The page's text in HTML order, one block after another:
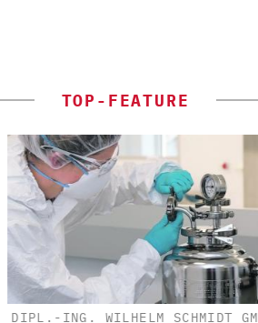
TOP-FEATURE
DIPL.-ING. WILHELM SCHMIDT GMBH